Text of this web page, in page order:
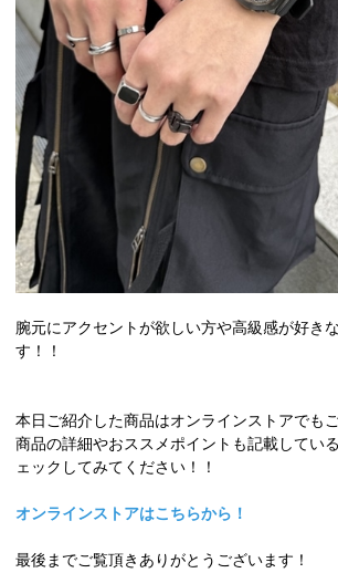
腕元にアクセントが欲しい方や高級感が好き
す！！
本日ご紹介した商品はオンラインストアでも
商品の詳細やおススメポイントも記載してい
ェックしてみてください！！
オンラインストアはこちらから！
最後までご覧頂きありがとうございます！